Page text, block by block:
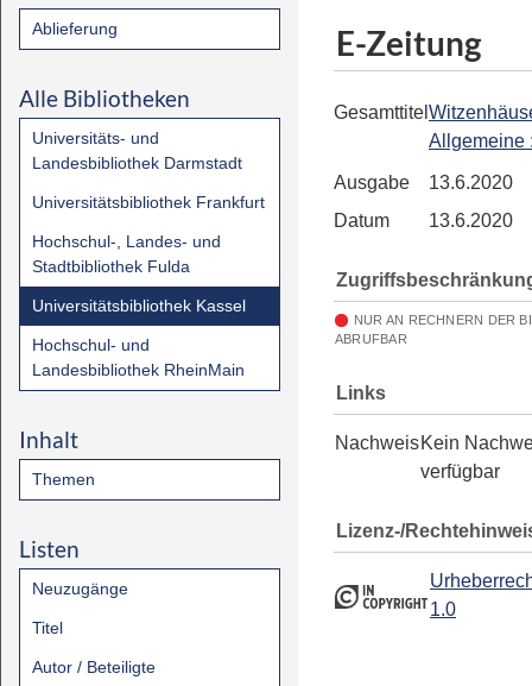
Ablieferung
Alle Bibliotheken
Universitäts- und
Landesbibliothek Darmstadt
Universitätsbibliothek Frankfurt
Hochschul-, Landes- und
Stadtbibliothek Fulda
Universitätsbibliothek Kassel
Hochschul- und
Landesbibliothek RheinMain
Inhalt
Themen
Listen
Neuzugänge
Titel
Autor / Beteiligte
E-Zeitung
Gesamttitel
Allgemeine
Ausgabe
13.6.2020
Datum
13.6.2020
NUR AN RECHNERN DER
ABRUFBAR
Links
NachweisKein
verfügbar
Lizenz-/
1.0